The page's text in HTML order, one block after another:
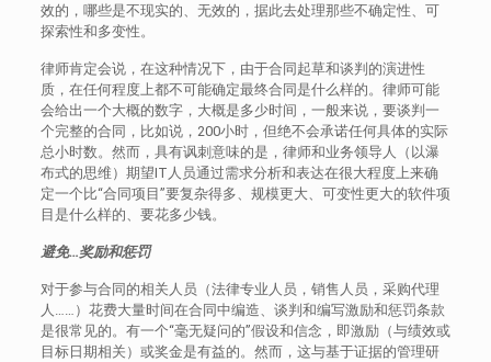
效的，哪些是不现实的、无效的，据此去处理那些不确定性、可
探索性和多变性。
律师肯定会说，在这种情况下，由于合同起草和谈判的演进性
质，在任何程度上都不可能确定最终合同是什么样的。律师可能
会给出一个大概的数字，大概是多少时间，一般来说，要谈判一
个完整的合同，比如说，200小时，但绝不会承诺任何具体的实际
总小时数。然而，具有讽刺意味的是，律师和业务领导人（以瀑
布式的思维）期望IT人员通过需求分析和表达在很大程度上来确
定一个比“合同项目”要复杂得多、规模更大、可变性更大的软件项
目是什么样的、要花多少钱。
避免…奖励和惩罚
对于参与合同的相关人员（法律专业人员，销售人员，采购代理
人……）花费大量时间在合同中编造、谈判和编写激励和惩罚条款
是很常见的。有一个“毫无疑问的”假设和信念，即激励（与绩效或
目标日期相关）或奖金是有益的。然而，这与基于证据的管理研